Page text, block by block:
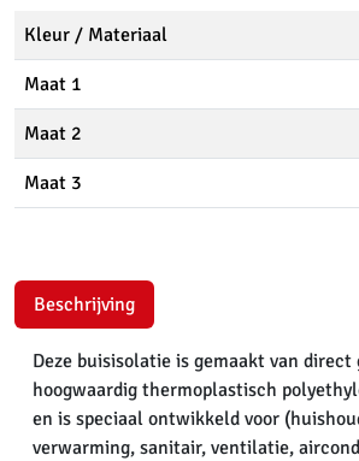
Kleur / Materiaal
Maat 1
Maat 2
Maat 3
Beschrijving
Deze buisisolatie is gemaakt van direct
hoogwaardig thermoplastisch
en is speciaal ontwikkeld voor
verwarming, sanitair, ventilatie,